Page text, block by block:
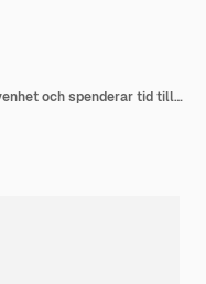
Homosexuellt par som visar tillgivenhet och spenderar tid tillsammans på stranden